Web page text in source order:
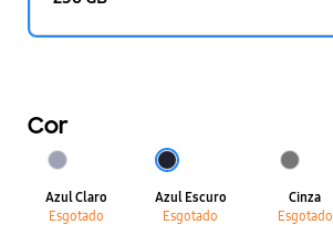
Cor
Azul Claro
Esgotado
Azul Escuro
Esgotado
Cinza
Esgotado